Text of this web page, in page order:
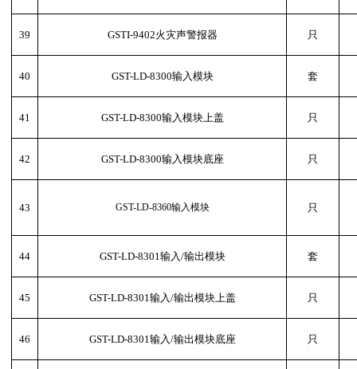
39 GSTI-9402火灾声警报器 只
40 GST-LD-8300输入模块 套
41 GST-LD-8300输入模块上盖 只
42 GST-LD-8300输入模块底座 只
43 GST-LD-8360输入模块 只
44 GST-LD-8301输入/输出模块 套
45 GST-LD-8301输入/输出模块上盖 只
46 GST-LD-8301输入/输出模块底座 只